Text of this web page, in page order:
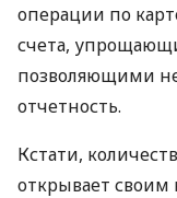
операции по
счета,
позволяющими
отчетность.
Кстати,
открывает